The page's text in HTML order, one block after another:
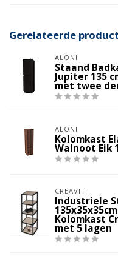
Gerelateerde
ALONI
Staand
Jupiter 135
met twee
ALONI
Kolomkast
Walnoot Eik
CREAVIT
Industriele
Kolomkast
met 5 lagen